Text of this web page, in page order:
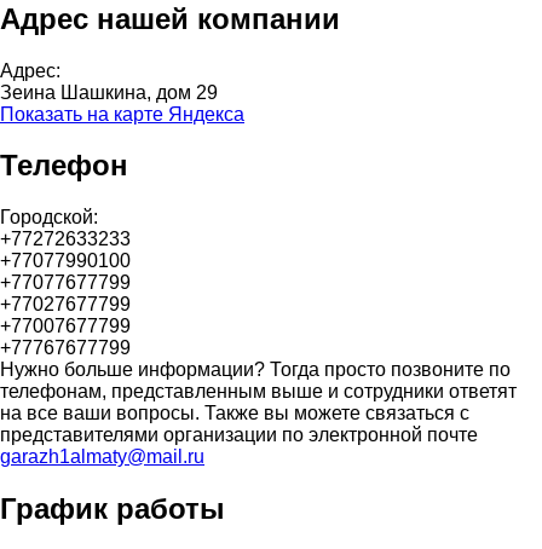
Адрес нашей компании
Адрес:
Зеина Шашкина, дом 29
Показать на карте Яндекса
Телефон
Городской:
+77272633233
+77077990100
+77077677799
+77027677799
+77007677799
+77767677799
Нужно больше информации? Тогда просто позвоните по
телефонам, представленным выше и сотрудники ответят
на все ваши вопросы. Также вы можете связаться с
представителями организации по электронной почте
garazh1almaty@mail.ru
График работы